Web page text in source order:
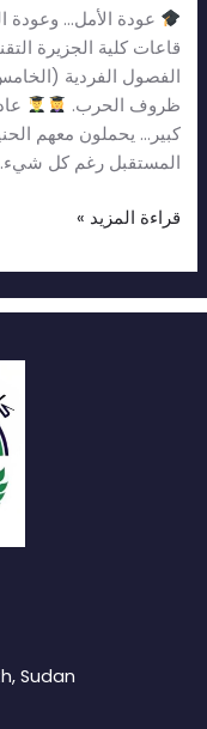
قاعات كلية الجزيرة
الفصول الفردية
ظروف الحرب.
كبير… يحملون معهم
المستقبل رغم كل شيء.
قراءة المزيد »
Sudan​